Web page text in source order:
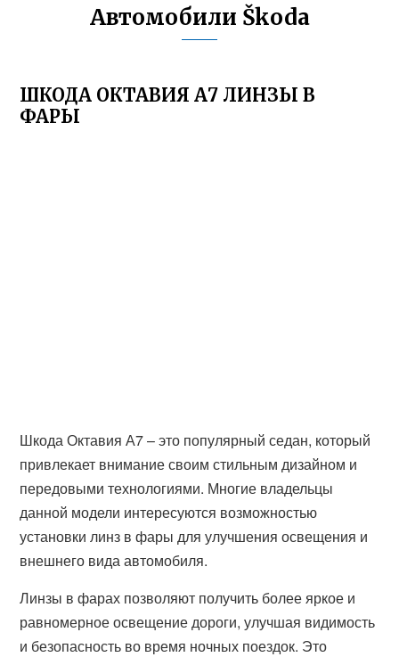
Автомобили Škoda
ШКОДА ОКТАВИЯ А7 ЛИНЗЫ В
ФАРЫ
Шкода Октавия А7 – это популярный седан, который
привлекает внимание своим стильным дизайном и
передовыми технологиями. Многие владельцы
данной модели интересуются возможностью
установки линз в фары для улучшения освещения и
внешнего вида автомобиля.
Линзы в фарах позволяют получить более яркое и
равномерное освещение дороги, улучшая видимость
и безопасность во время ночных поездок. Это